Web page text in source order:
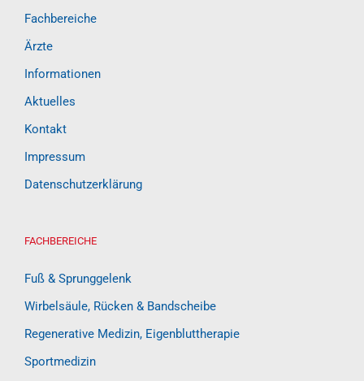
Fachbereiche
Ärzte
Informationen
Aktuelles
Kontakt
Impressum
Datenschutzerklärung
FACHBEREICHE
Fuß & Sprunggelenk
Wirbelsäule, Rücken & Bandscheibe
Regenerative Medizin, Eigenbluttherapie
Sportmedizin